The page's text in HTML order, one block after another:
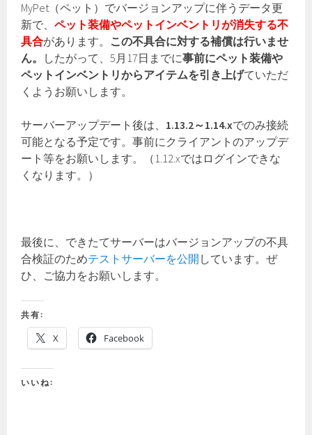
MyPet（ペット）でバージョンアップに伴うデータ更
新で、ペット装備やペットインベントリが消失する不
具合があります。 この不具合に対する補償は行いませ
ん。
したがって、5月17日までに事前にペット装備や
ペットインベントリからアイテムを引き上げていただ
くようお願いします。
サーバーアップデート後は、 1.13.2～1.14.xでのみ接続
可能となる予定です。事前にクライアントのアップデ
ート等をお願いします。（1.12.xではログインできな
くなります。）
最後に、できたてサーバーはバージョンアップの不具
合検証のためテストサーバーを公開 しています。ぜ
ひ、ご協力をお願いします。
共有:
X Facebook
いいね: